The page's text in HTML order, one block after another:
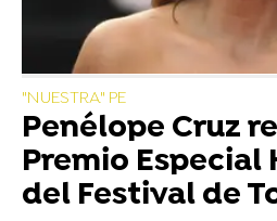
"NUESTRA" PE
Penélope Cruz
Premio Especial
del Festival de